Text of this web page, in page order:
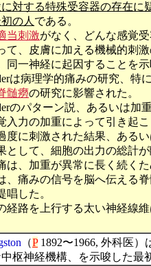
対する特殊受容器の存在に
の人 である。
当刺激がなく、どんな感覚
て、皮膚に加える機械的刺
同一神経に起因することを
は病理学的痛みの研究、特
髄癆の研究に影響された。
のパターン説、あるいは
入力の加重によって引き起
度に刺激された結果、ある
として、細胞の出力の総計
は、加重が異常に長く続く
、痛みの信号を脳へ伝える
唱した。
経路を上行する太い神経線
（P1892〜1966, 外科医）
枢神経機構、を示唆した最